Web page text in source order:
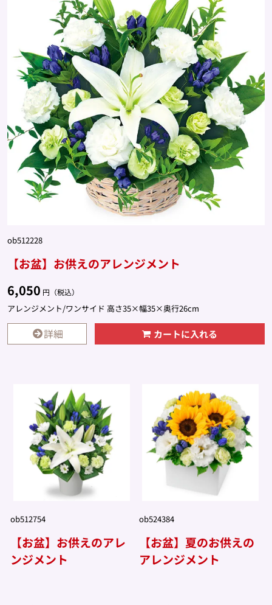
ob512228
【お盆】お供えのアレンジメント
6,050 円（税込）
アレンジメント/ワンサイド 高さ35×幅35×奥行26cm
詳細 カートに入れる
ob512754
【お盆】お供えのアレ
ンジメント
ob524384
【お盆】夏のお供えの
アレンジメント